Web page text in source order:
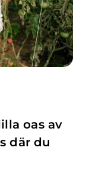
oas av
där du